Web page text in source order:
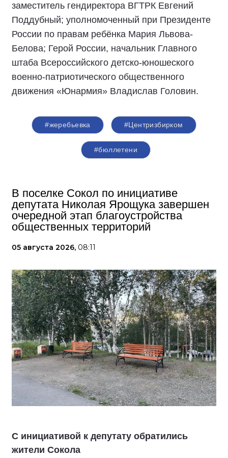
заместитель гендиректора ВГТРК Евгений
Поддубный; уполномоченный при Президенте
России по правам ребёнка Мария Львова-
Белова; Герой России, начальник Главного
штаба Всероссийского детско-юношеского
военно-патриотического общественного
движения «Юнармия» Владислав Головин.
#жеребьевка #Центризбирком
#бюллетени
В поселке Сокол по инициативе
депутата Николая Ярощука завершен
очередной этап благоустройства
общественных территорий
05 августа 2026, 08:11
С инициативой к депутату обратились
жители Сокола